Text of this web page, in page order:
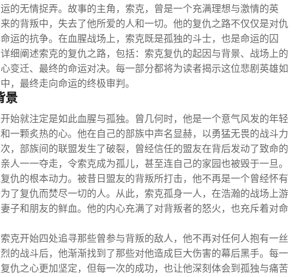
的无情捉弄。故事的主角，索克，曾是一个充满理想与激情的英
的背叛中，失去了他所爱的人和一切。他的复仇之路不仅仅是对仇
运的抗争。在血腥战场上，索克既是孤独的斗士，也是命运的囚
细阐述索克的复仇之路，包括：索克复仇的起因与背景、战场上的
变迁、最终的命运对决。每一部分都将为读者揭示这位悲剧英雄如
，最终走向命运的终极审判。
景
始就注定是如此血腥与孤独。曾几何时，他是一个意气风发的年轻
一颗炙热的心。他在自己的部族中声名显赫，以勇猛无畏的战斗力
，部族间的联盟发生了破裂，曾经信任的盟友在背后发动了致命的
人一一夺走，令索克成为孤儿，甚至连自己的家园也被毁于一旦。
仇的根本动力。被昔日盟友的背叛所打击，他不再是一个曾经怀有
了复仇而焚尽一切的人。从此，索克孤身一人，在浩瀚的战场上游
子和朋友的鲜血。他的内心充满了对背叛者的怒火，也充斥着对命
克开始四处追寻那些曾参与背叛的敌人，他不再对任何人抱有一丝
的战斗后，他渐渐找到了那些对他造成巨大伤害的幕后黑手。每一
仇之心更加坚定，但每一次的成功，也让他深刻体会到孤独与痛苦